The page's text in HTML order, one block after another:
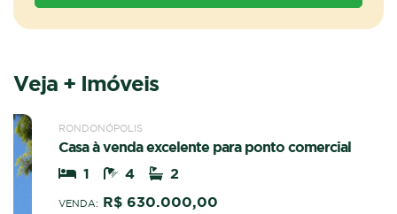
Veja + Imóveis
VENDA
RONDONÓPOLIS
Casa à venda excelente para ponto comercial
4 2
R$ 630.000,00